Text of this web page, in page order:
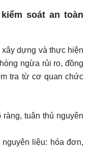
soát an toàn
dựng và thực hiện
ngừa rủi ro, đồng
tra từ cơ quan chức
tuân thủ nguyên
liệu: hóa đơn,